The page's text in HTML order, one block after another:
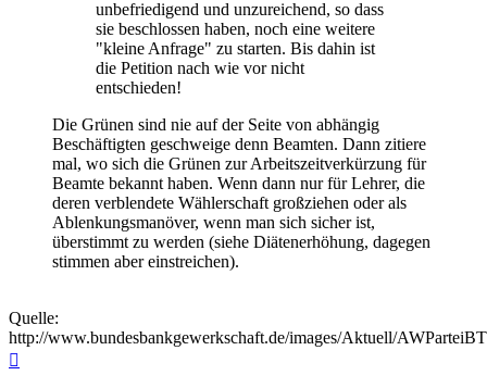
unbefriedigend und unzureichend, so dass
sie beschlossen haben, noch eine weitere
"kleine Anfrage" zu starten. Bis dahin ist
die Petition nach wie vor nicht
entschieden!
Die Grünen sind nie auf der Seite von abhängig
Beschäftigten geschweige denn Beamten. Dann zitiere
mal, wo sich die Grünen zur Arbeitszeitverkürzung für
Beamte bekannt haben. Wenn dann nur für Lehrer, die
deren verblendete Wählerschaft großziehen oder als
Ablenkungsmanöver, wenn man sich sicher ist,
überstimmt zu werden (siehe Diätenerhöhung, dagegen
stimmen aber einstreichen).
Quelle:
http://www.bundesbankgewerkschaft.de/images/Aktuell/